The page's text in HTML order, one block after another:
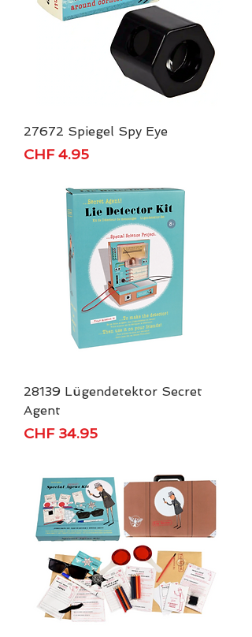
27672 Spiegel Spy Eye
Price
CHF 4.95
28139 Lügendetektor Secret
Agent
Price
CHF 34.95